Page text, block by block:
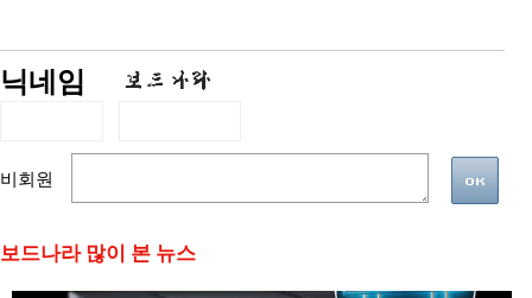
닉네임
비회원
보드나라 많이 본 뉴스